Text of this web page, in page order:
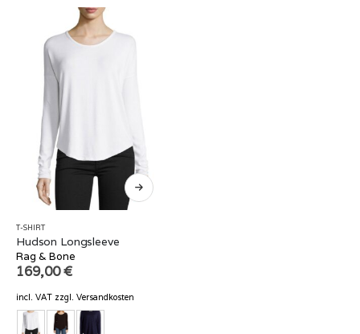
T-SHIRT
Hudson Longsleeve
Rag & Bone
169,00€
incl. VAT zzgl. Versandkosten